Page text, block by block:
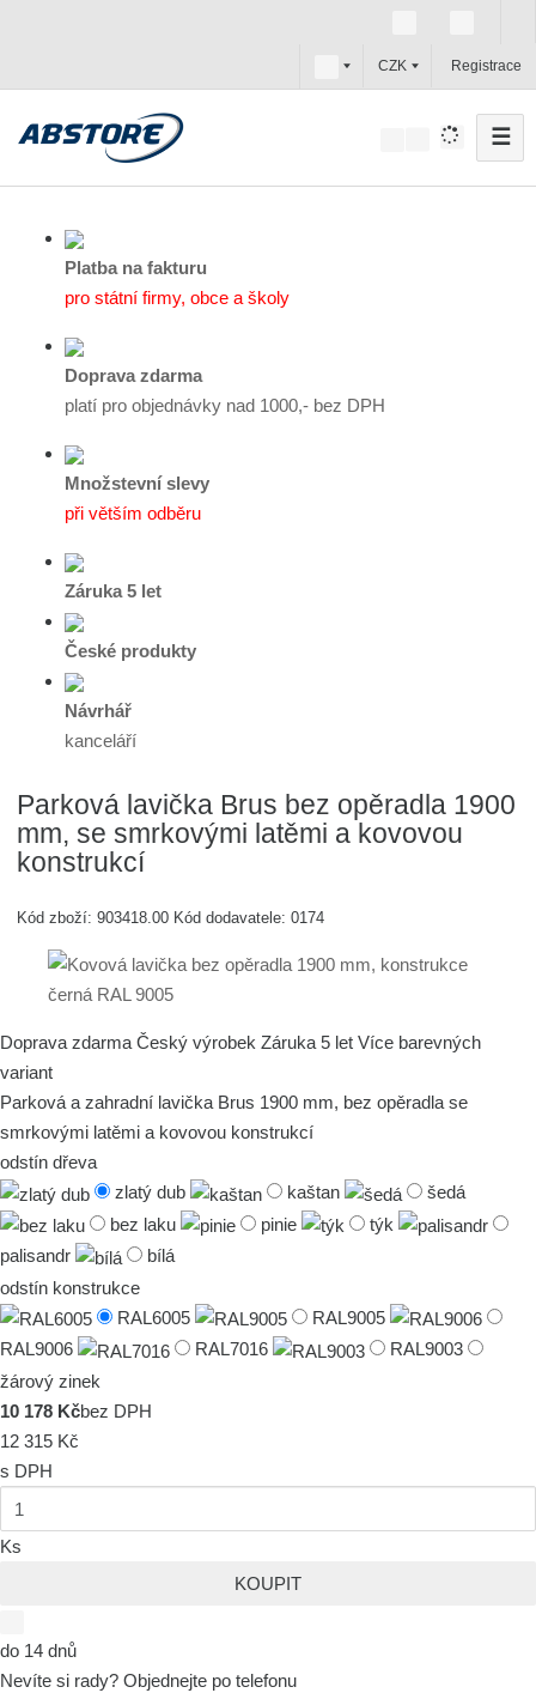
c
z
CZK Registrace
☰
Platba na fakturu
pro státní firmy, obce a školy
Doprava zdarma
platí pro objednávky nad 1000,- bez DPH
Množstevní slevy
při větším odběru
Záruka 5 let
České produkty
Návrhář
kanceláří
Parková lavička Brus bez opěradla 1900
mm, se smrkovými latěmi a kovovou
konstrukcí
Kód zboží:903418.00 Kód dodavatele:0174
Doprava zdarma Český výrobek Záruka 5 let Více barevných
variant
Parková a zahradní lavička Brus 1900 mm, bez opěradla se
smrkovými latěmi a kovovou konstrukcí
odstín dřeva
zlatý dub
kaštan
šedá
bez laku
pinie
týk
palisandr
bílá
odstín konstrukce
RAL6005
RAL9005
RAL9006
RAL7016
RAL9003
žárový zinek
10 178 Kčbez DPH
12 315 Kč
s DPH
Ks
KOUPIT
do 14 dnů
Nevíte si rady? Objednejte po telefonu